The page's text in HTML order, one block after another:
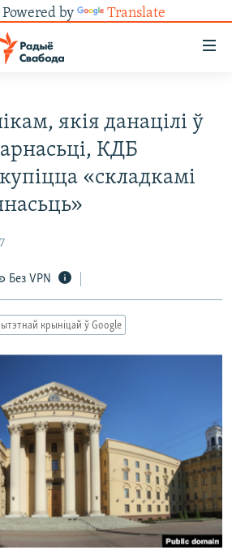
Powered by Translate
якія данацілі ў
КДБ
«складкамі
Без VPN
крыніцай ў Google